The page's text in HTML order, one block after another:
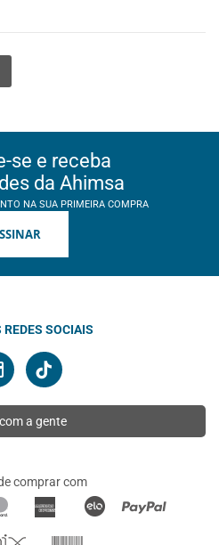
se e receba
da Ahimsa
NA SUA PRIMEIRA COMPRA
SOCIAIS
a gente
comprar com